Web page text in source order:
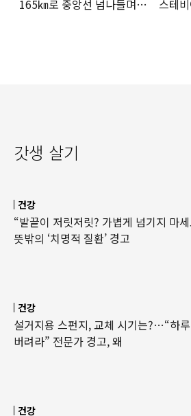
165㎞로 중앙선 넘나들며
스테비
갓생 살기
건강
“발끝이 저릿저릿? 가볍게 넘기지 마
뜻밖의 ‘치명적 질환’ 경고
건강
설거지용 스펀지, 교체 시기는?…“하
버려라” 전문가 경고, 왜
건강